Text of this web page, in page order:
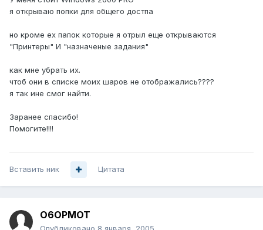
я открываю попки для общего достпа
но кроме ех папок которые я отрыл еще открываются
"Принтеры" И "назначеные задания"
как мне убрать их.
чтоб они в списке моих шаров не отображались????
я так ине смог найти.
Заранее спасибо!
Помогите!!!!
Вставить ник Цитата
O6OPMOT